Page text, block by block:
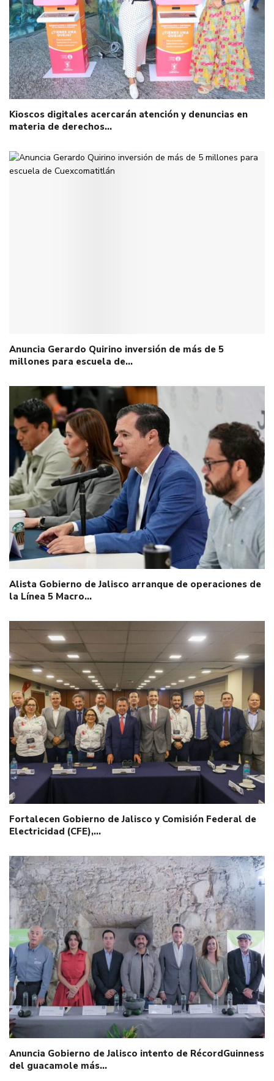
Kioscos digitales acercarán atención y denuncias en
materia de derechos…
Anuncia Gerardo Quirino inversión de más de 5
millones para escuela de…
Alista Gobierno de Jalisco arranque de operaciones de
la Línea 5 Macro…
Fortalecen Gobierno de Jalisco y Comisión Federal de
Electricidad (CFE),…
Anuncia Gobierno de Jalisco intento de RécordGuinness
del guacamole más…